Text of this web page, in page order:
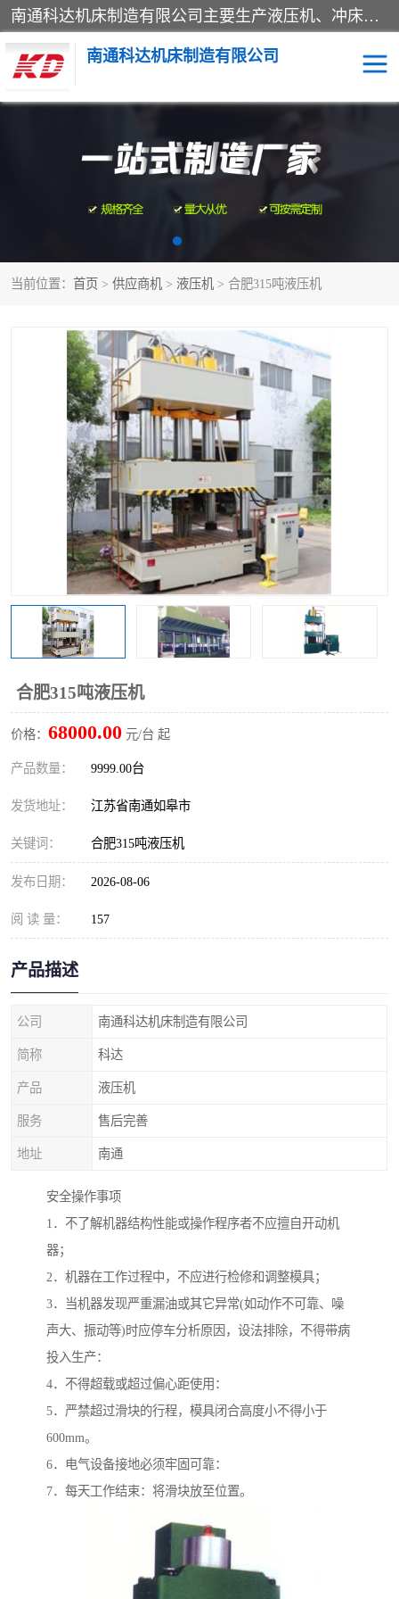
南通科达机床制造有限公司主要生产液压机、冲床、压力机等产品；本公司采用现代化企业的管理方法进行管理，立足于产品的质量管理，以优秀的品质、新颖的设计、合理的价格、完善的服务赢得广大客户的充分信赖和良好的口碑。领导层将运用科学管理方法及长期积累下来的经验和广泛领域吸取来新的技术不断调整产品结构，为市场提供精良的各类机械设备。企业将坚持与国内外各界朋友，真诚合作，共创辉煌。
南通科达机床制造有限公司
当前位置： 首页 > 供应商机 > 液压机 > 合肥315吨液压机
合肥315吨液压机
价格： 68000.00 元/台 起
产品数量： 9999.00台
发货地址： 江苏省南通如皋市
关键词： 合肥315吨液压机
发布日期： 2026-08-06
阅 读 量： 157
产品描述
公司 南通科达机床制造有限公司
简称 科达
产品 液压机
服务 售后完善
地址 南通
安全操作事项
1．不了解机器结构性能或操作程序者不应擅自开动机
器；
2．机器在工作过程中，不应进行检修和调整模具；
3．当机器发现严重漏油或其它异常(如动作不可靠、噪
声大、振动等)时应停车分析原因，设法排除，不得带病
投入生产：
4．不得超载或超过偏心距使用：
5．严禁超过滑块的行程，模具闭合高度小不得小于
600mm。
6．电气设备接地必须牢固可靠：
7．每天工作结束：将滑块放至位置。
四柱液压机 液压机
卷板机